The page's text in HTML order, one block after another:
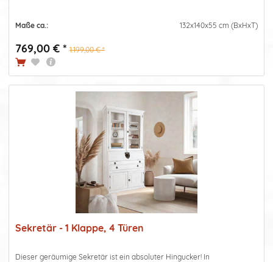
Maße ca.: 132x140x55 cm (BxHxT)
769,00 € * 1.199,00 € *
Sekretär - 1 Klappe, 4 Türen
Dieser geräumige Sekretär ist ein absoluter Hingucker! In